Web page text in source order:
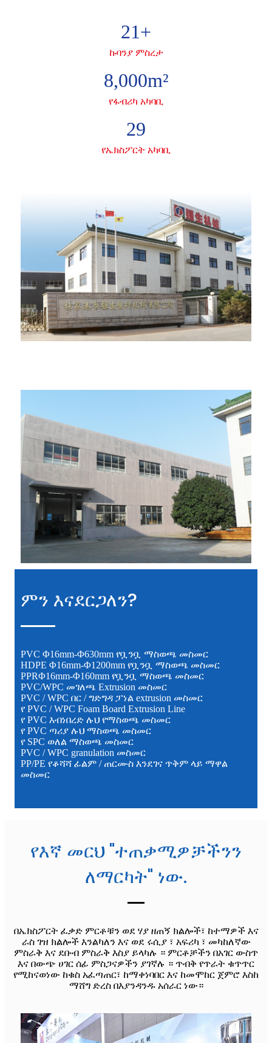
21+
ኩባንያ ምስረታ
8,000m²
የፋብሪካ አካባቢ
29
የኤክስፖርት አካባቢ
ምን እናደርጋለን?
PVC Φ16mm-Φ630mm የቧንቧ ማስወጫ መስመር
HDPE Φ16mm-Φ1200mm የቧንቧ ማስወጫ መስመር
PPRΦ16mm-Φ160mm የቧንቧ ማስወጫ መስመር
PVC/WPC መገለጫ Extrusion መስመር
PVC / WPC በር / ግድግዳ ፓነል extrusion መስመር
የ PVC / WPC Foam Board Extrusion Line
የ PVC እብነበረድ ሉህ የማስወጫ መስመር
የ PVC ጣሪያ ሉህ ማስወጫ መስመር
የ SPC ወለል ማስወጫ መስመር
PVC / WPC granulation መስመር
PP/PE የቆሻሻ ፊልም / ጠርሙስ እንደገና ጥቅም ላይ ማዋል
መስመር
የእኛ መርህ "ተጠቃሚዎቻችንን
ለማርካት" ነው.
በኤክስፖርት ፈቃድ ምርቶቹን ወደ ሃያ ዘጠኝ ክልሎች፣ ከተማዎች እና
ራስ ገዝ ክልሎች እንልካለን እና ወደ ሩሲያ ፣ አፍሪካ ፣ መካከለኛው
ምስራቅ እና ደቡብ ምስራቅ እስያ ይላካሉ ። ምርቶቻችን በአገር ውስጥ
እና በውጭ ሀገር ሰፊ ምስጋናዎችን ያገኛሉ ። ጥብቅ የጥራት ቁጥጥር
የሚከናወነው ከቁስ አፈጣጠር፣ ከማቀነባበር እና ከመሞከር ጀምሮ እስከ
ማሸግ ድረስ በእያንዳንዱ አሰራር ነው።